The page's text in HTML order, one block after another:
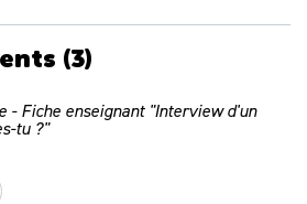
(3)
- Fiche enseignant "Interview d'un
tu ?"